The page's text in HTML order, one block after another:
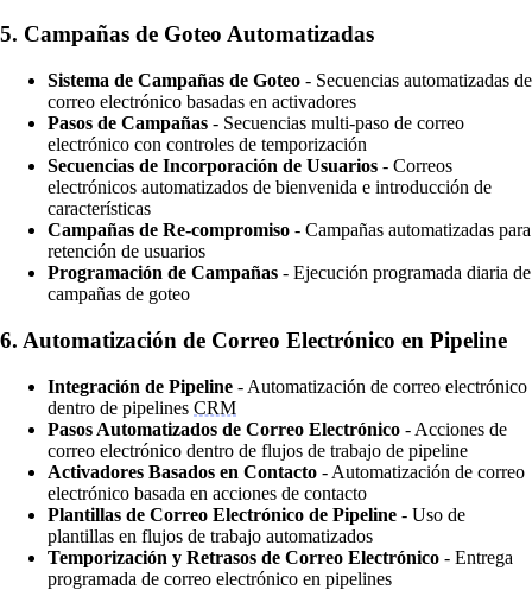
5. Campañas de Goteo Automatizadas
Sistema de Campañas de Goteo - Secuencias automatizadas de
correo electrónico basadas en activadores
Pasos de Campañas - Secuencias multi-paso de correo
electrónico con controles de temporización
Secuencias de Incorporación de Usuarios - Correos
electrónicos automatizados de bienvenida e introducción de
características
Campañas de Re-compromiso - Campañas automatizadas para
retención de usuarios
Programación de Campañas - Ejecución programada diaria de
campañas de goteo
6. Automatización de Correo Electrónico en Pipeline
Integración de Pipeline - Automatización de correo electrónico
dentro de pipelines CRM
Pasos Automatizados de Correo Electrónico - Acciones de
correo electrónico dentro de flujos de trabajo de pipeline
Activadores Basados en Contacto - Automatización de correo
electrónico basada en acciones de contacto
Plantillas de Correo Electrónico de Pipeline - Uso de
plantillas en flujos de trabajo automatizados
Temporización y Retrasos de Correo Electrónico - Entrega
programada de correo electrónico en pipelines